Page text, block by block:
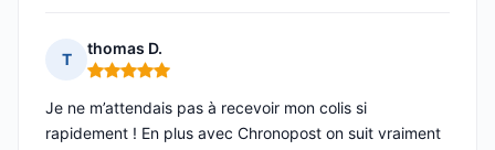
T
thomas D.
Note : 5 sur 5
Je ne m’attendais pas à recevoir mon colis si
rapidement ! En plus avec Chronopost on suit vraiment